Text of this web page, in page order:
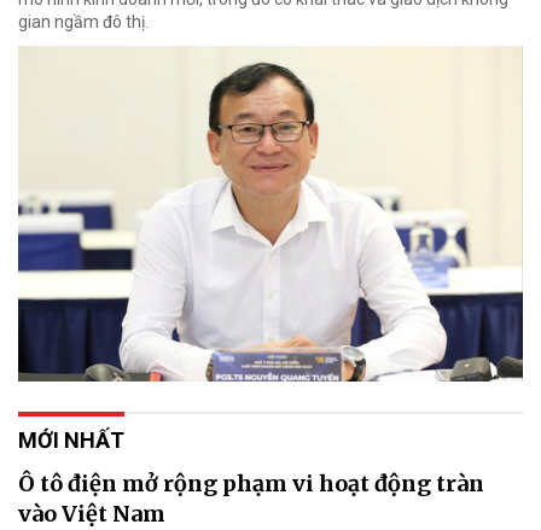
gian ngầm đô thị.
MỚI NHẤT
Ô tô điện mở rộng phạm vi hoạt động tràn
vào Việt Nam